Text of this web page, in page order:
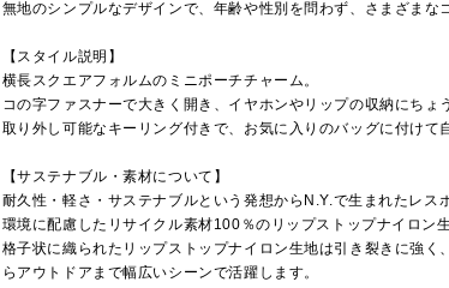
無地のシンプルなデザインで、年齢や性別を問わず、さまざまな
【スタイル説明】
横長スクエアフォルムのミニポーチチャーム。
コの字ファスナーで大きく開き、イヤホンやリップの収納にちょ
取り外し可能なキーリング付きで、お気に入りのバッグに付けて
【サステナブル・素材について】
耐久性・軽さ・サステナブルという発想からN.Y.で生まれたレス
環境に配慮したリサイクル素材100％のリップストップナイロン
格子状に織られたリップストップナイロン生地は引き裂きに強く
らアウトドアまで幅広いシーンで活躍します。